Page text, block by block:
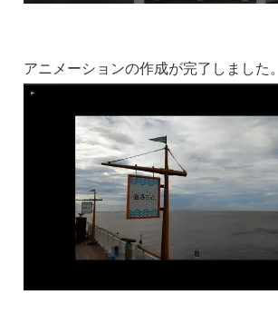
アニメーションの作成が完了しました。